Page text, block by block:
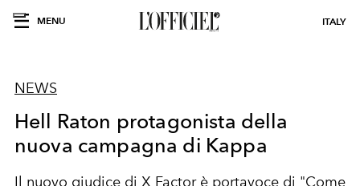
MENU ITALY
NEWS
Hell Raton protagonista della
nuova campagna di Kappa
Il nuovo giudice di X Factor è portavoce di "Come